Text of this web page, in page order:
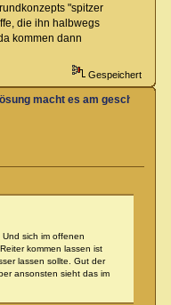
"spitzer
die ihn halbwegs
kommen dann
Gespeichert
macht es am
sich im offenen
kommen lassen ist
lassen sollte. Gut der
ansonsten sieht das im